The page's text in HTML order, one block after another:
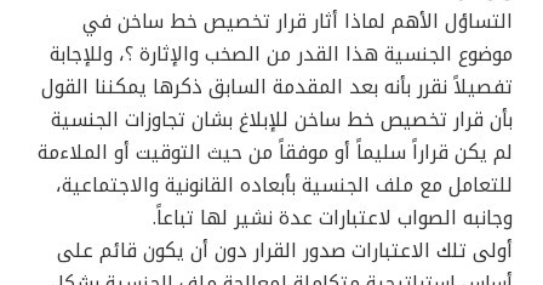
التساؤل الأهم لماذا أثار قرار تخصيص خط ساخن في
موضوع الجنسية هذا القدر من الصخب والإثارة ؟، وللإجابة
تفصيلاً نقرر بأنه بعد المقدمة السابق ذكرها يمكننا القول
بأن قرار تخصيص خط ساخن للإبلاغ بشان تجاوزات الجنسية
لم يكن قراراً سليماً أو موفقاً من حيث التوقيت أو الملاءمة
للتعامل مع ملف الجنسية بأبعاده القانونية والاجتماعية،
وجانبه الصواب لاعتبارات عدة نشير لها تباعاً.
أولى تلك الاعتبارات صدور القرار دون أن يكون قائم على